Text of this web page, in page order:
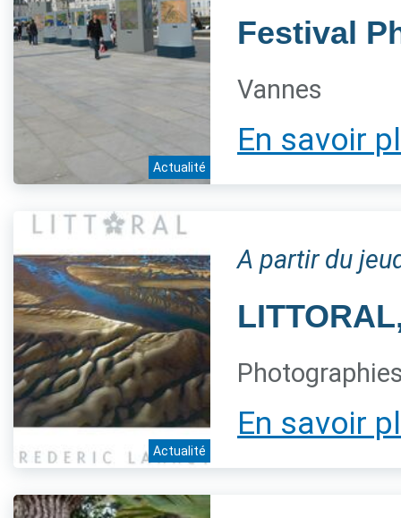
Actualité
Festival
Vannes
En savoir
Actualité
A partir du
En savoir